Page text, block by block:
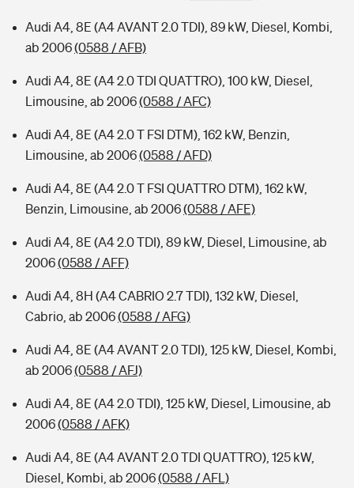
Audi A4, 8E (A4 AVANT 2.0 TDI), 89 kW, Diesel, Kombi,
ab 2006(0588 / AFB)
Audi A4, 8E (A4 2.0 TDI QUATTRO), 100 kW, Diesel,
Limousine, ab 2006(0588 / AFC)
Audi A4, 8E (A4 2.0 T FSI DTM), 162 kW, Benzin,
Limousine, ab 2006(0588 / AFD)
Audi A4, 8E (A4 2.0 T FSI QUATTRO DTM), 162 kW,
Benzin, Limousine, ab 2006(0588 / AFE)
Audi A4, 8E (A4 2.0 TDI), 89 kW, Diesel, Limousine, ab
2006(0588 / AFF)
Audi A4, 8H (A4 CABRIO 2.7 TDI), 132 kW, Diesel,
Cabrio, ab 2006(0588 / AFG)
Audi A4, 8E (A4 AVANT 2.0 TDI), 125 kW, Diesel, Kombi,
ab 2006(0588 / AFJ)
Audi A4, 8E (A4 2.0 TDI), 125 kW, Diesel, Limousine, ab
2006(0588 / AFK)
Audi A4, 8E (A4 AVANT 2.0 TDI QUATTRO), 125 kW,
Diesel, Kombi, ab 2006(0588 / AFL)